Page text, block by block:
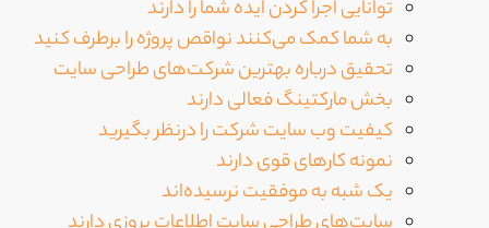
توانایی اجرا کردن ایده شما را دارند
به شما کمک می‌کنند نواقص پروژه را برطرف کنید
تحقیق درباره بهترین شرکت‌های طراحی سایت
بخش مارکتینگ فعالی دارند
کیفیت وب سایت شرکت را درنظر بگیرید
نمونه کارهای قوی دارند
یک شبه به موفقیت نرسیده‌اند